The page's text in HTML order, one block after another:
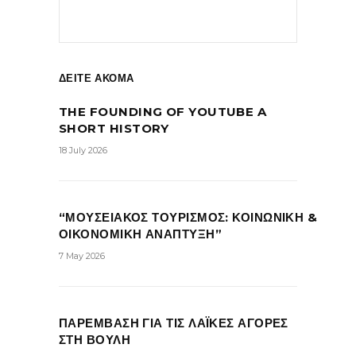
ΔΕΙΤΕ ΑΚΟΜΑ
THE FOUNDING OF YOUTUBE A
SHORT HISTORY
18 July 2026
“ΜΟΥΣΕΙΑΚΟΣ ΤΟΥΡΙΣΜΟΣ: ΚΟΙΝΩΝΙΚΗ &
ΟΙΚΟΝΟΜΙΚΗ ΑΝΑΠΤΥΞΗ”
7 May 2026
ΠΑΡΕΜΒΑΣΗ ΓΙΑ ΤΙΣ ΛΑΪΚΕΣ ΑΓΟΡΕΣ
ΣΤΗ ΒΟΥΛΗ